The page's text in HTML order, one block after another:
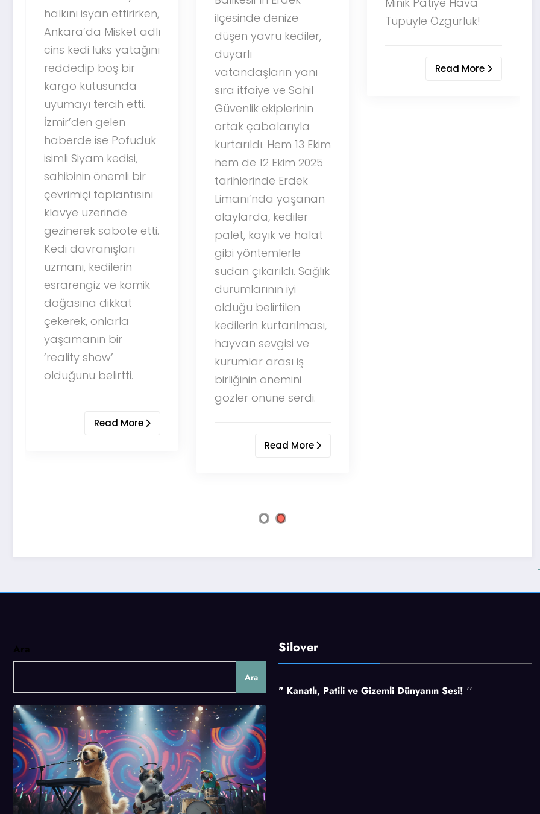
ilçesinde denize
düşen yavru kediler,
duyarlı
vatandaşların yanı
sıra itfaiye ve Sahil
Güvenlik ekiplerinin
ortak çabalarıyla
kurtarıldı. Hem 13 Ekim
hem de 12 Ekim 2025
tarihlerinde Erdek
Limanı’nda yaşanan
olaylarda, kediler
palet, kayık ve halat
gibi yöntemlerle
sudan çıkarıldı. Sağlık
durumlarının iyi
olduğu belirtilen
kedilerin kurtarılması,
hayvan sevgisi ve
kurumlar arası iş
birliğinin önemini
Tüpüyle Özgürlük!
Read More
kedisi trafik kazası
geçirdi ve acil
nakline ihtiyaç
Ara
Ara
Silover
" Kanatlı, Patili ve Gizemli Dünyanın Sesi! ''